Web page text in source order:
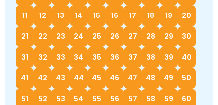
11 12 13 14 15 16 17 18 19 20
21 22 23 24 25 26 27 28 29 30
31 32 33 34 35 36 37 38 39 40
41 42 43 44 45 46 47 48 49 50
51 52 53 54 55 56 57 58 59 60